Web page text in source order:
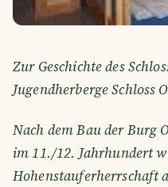
Zur Geschichte des
Jugendherberge Schloss
Nach dem Bau der Burg
im 11./12. Jahrhundert
Hohenstauferherrschaft